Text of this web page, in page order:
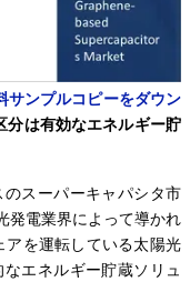
サンプルコピーをダウン
分は有効なエネルギー貯
スーパーキャパシタ市
発電業界によって導かれ
を運転している太陽光
エネルギー貯蔵ソリュ